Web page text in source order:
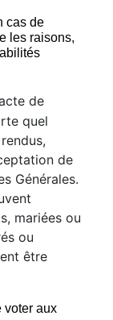
cas de
les raisons,
de
quel
de
Générales.
mariées ou
ou
être
voter aux